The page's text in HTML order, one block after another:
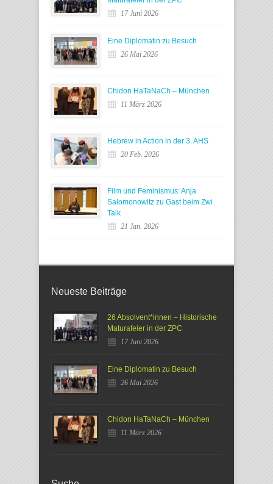
17 Juni 2026
Eine Diplomatin zu Besuch
26 Mai 2026
Chidon HaTaNaCh – München
11 März 2026
Hebrew in Action in der 3. AHS
20 Feb. 2026
Film und Feminismus: Anja
Salomonowitz zu Gast beim Zwi
Talk
21 Jan. 2026
Neueste Beiträge
26 Absolvent*innen – Historische
Maturafeier in der ZPC
17 Juni 2026
Eine Diplomatin zu Besuch
26 Mai 2026
Chidon HaTaNaCh – München
11 März 2026